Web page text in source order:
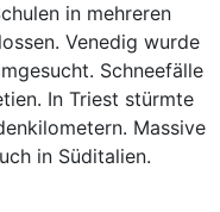
in mehreren
Venedig wurde
Schneefälle
In Triest stürmte
Massive
in Süditalien.